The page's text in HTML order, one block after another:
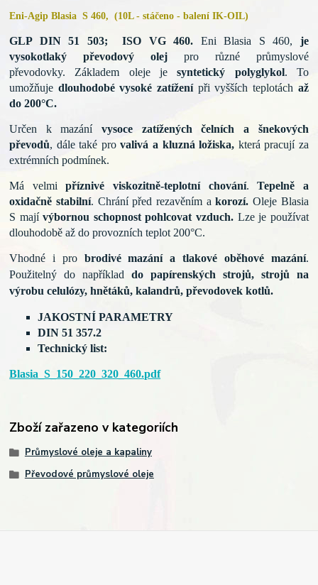
Eni-Agip Blasia S 460, (10L - stáčeno - balení IK-OIL)
GLPDIN 51 503; ISO VG 460. Eni Blasia S 460, je
vysokotlaký převodový olej pro různé průmyslové
převodovky. Základem oleje jesyntetický polyglykol. To
umožňuje dlouhodobévysoké zatížení při vyššíchteplotách až
do 200°C.
Určen k mazánívysoce zatížených čelních a šnekových
převodů, dále také provalivá a kluzná ložiska, která pracují za
extrémních podmínek.
Má velmipříznivé viskozitně-teplotní chování.Tepelně a
oxidačně stabilní. Chrání před rezavěním akorozí. Oleje Blasia
S majívýbornou schopnost pohlcovat vzduch. Lze je používat
dlouhodobě až do provozních teplot 200°C.
Vhodné i pro brodivé mazání a tlakové oběhové mazání.
Použitelný do například do papírenských strojů, strojů na
výrobu celulózy, hnětáků, kalandrů, převodovek kotlů.
JAKOSTNÍ PARAMETRY
DIN 51 357.2
Technický list:
Blasia_S_150_220_320_460.pdf
Zboží zařazeno v kategoriích
Průmyslové oleje a kapaliny
Převodové průmyslové oleje